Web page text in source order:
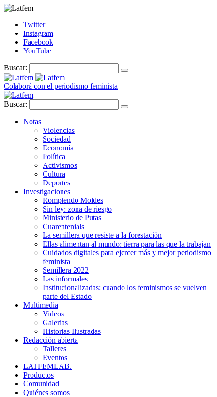
Twitter
Instagram
Facebook
YouTube
Buscar:
Colaborá con el periodismo feminista
Buscar:
Notas
Violencias
Sociedad
Economía
Política
Activismos
Cultura
Deportes
Investigaciones
Rompiendo Moldes
Sin ley: zona de riesgo
Ministerio de Putas
Cuarentenials
La semillera que resiste a la forestación
Ellas alimentan al mundo: tierra para las que la trabajan
Cuidados digitales para ejercer más y mejor periodismo
feminista
Semillera 2022
Las informales
Institucionalizadas: cuando los feminismos se vuelven
parte del Estado
Multimedia
Videos
Galerias
Historias Ilustradas
Redacción abierta
Talleres
Eventos
LATFEMLAB.
Productos
Comunidad
Quiénes somos